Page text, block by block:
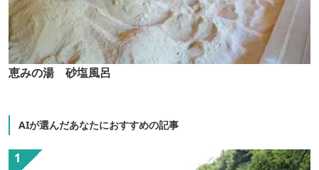
恵みの湯 砂塩風呂
AIが選んだあなたにおすすめの記事